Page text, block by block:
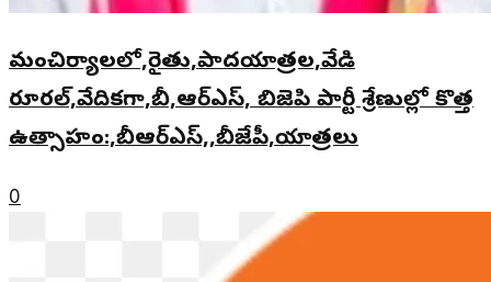
మంచిర్యాలలో,రైతు,పాదయాత్రల,వేడి
రూరల్,వేదికగా,బీ,ఆర్ఎస్, బిజెపి పార్టీ శ్రేణుల్లో కొత్త
ఉత్సాహం:,బీఆర్ఎస్,,బీజేపీ,యాత్రలు
0